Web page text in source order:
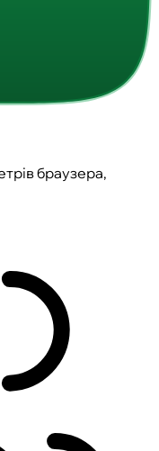
браузера,